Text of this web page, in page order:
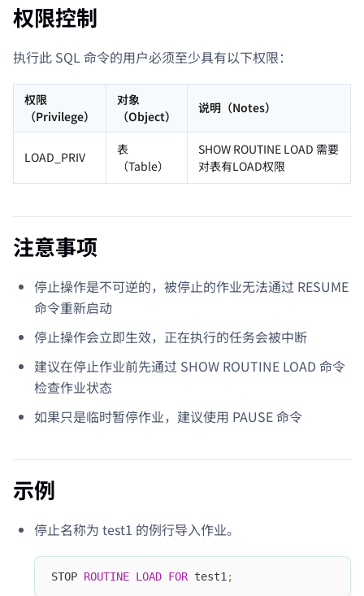
权限控制
执行此 SQL 命令的用户必须至少具有以下权限：
权限
（Privilege）
对象
（Object）
说明（Notes）
LOAD_PRIV
表
（Table）
SHOW ROUTINE LOAD 需要
对表有LOAD权限
注意事项
停止操作是不可逆的，被停止的作业无法通过 RESUME
命令重新启动
停止操作会立即生效，正在执行的任务会被中断
建议在停止作业前先通过 SHOW ROUTINE LOAD 命令
检查作业状态
如果只是临时暂停作业，建议使用 PAUSE 命令
示例
停止名称为 test1 的例行导入作业。
STOP ROUTINE LOAD FOR test1;